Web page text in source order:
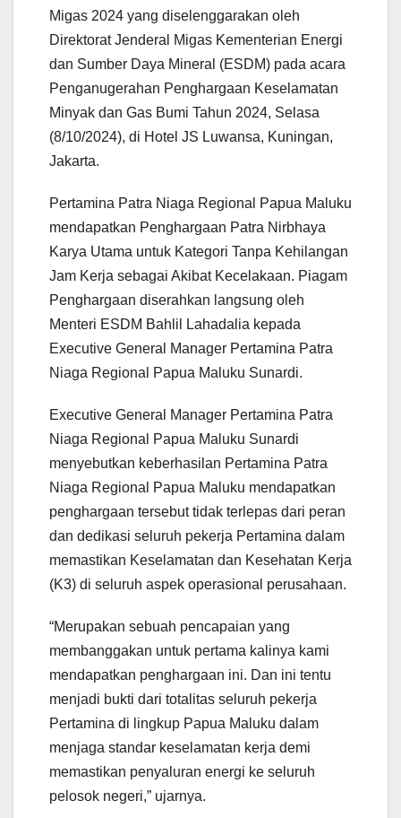
Migas 2024 yang diselenggarakan oleh
Direktorat Jenderal Migas Kementerian Energi
dan Sumber Daya Mineral (ESDM) pada acara
Penganugerahan Penghargaan Keselamatan
Minyak dan Gas Bumi Tahun 2024, Selasa
(8/10/2024), di Hotel JS Luwansa, Kuningan,
Jakarta.
Pertamina Patra Niaga Regional Papua Maluku
mendapatkan Penghargaan Patra Nirbhaya
Karya Utama untuk Kategori Tanpa Kehilangan
Jam Kerja sebagai Akibat Kecelakaan. Piagam
Penghargaan diserahkan langsung oleh
Menteri ESDM Bahlil Lahadalia kepada
Executive General Manager Pertamina Patra
Niaga Regional Papua Maluku Sunardi.
Executive General Manager Pertamina Patra
Niaga Regional Papua Maluku Sunardi
menyebutkan keberhasilan Pertamina Patra
Niaga Regional Papua Maluku mendapatkan
penghargaan tersebut tidak terlepas dari peran
dan dedikasi seluruh pekerja Pertamina dalam
memastikan Keselamatan dan Kesehatan Kerja
(K3) di seluruh aspek operasional perusahaan.
“Merupakan sebuah pencapaian yang
membanggakan untuk pertama kalinya kami
mendapatkan penghargaan ini. Dan ini tentu
menjadi bukti dari totalitas seluruh pekerja
Pertamina di lingkup Papua Maluku dalam
menjaga standar keselamatan kerja demi
memastikan penyaluran energi ke seluruh
pelosok negeri,” ujarnya.